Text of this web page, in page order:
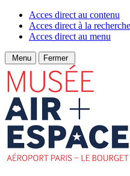
Acces direct au contenu
Acces direct à la recherche
Acces direct au menu
Menu Fermer